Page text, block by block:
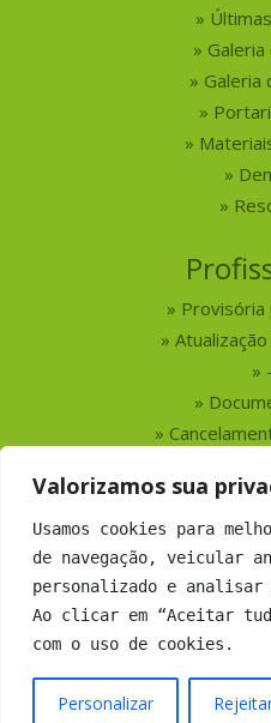
Valorizamos sua
Usamos cookies para
de navegação, veicular
personalizado e analisar
Ao clicar em “Aceitar
com o uso de cookies.
Personalizar
Galeria
Busca por
Busca
Números
Copyright 2019 CRMV-MS -